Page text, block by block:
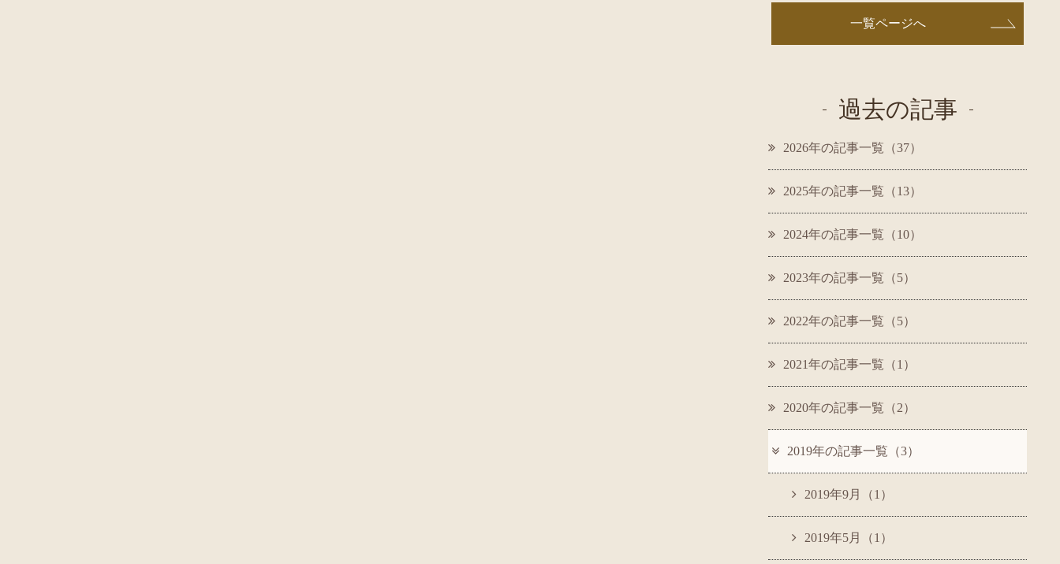
一覧ページへ
過去の記事
2026年の記事一覧（37）
2025年の記事一覧（13）
2024年の記事一覧（10）
2023年の記事一覧（5）
2022年の記事一覧（5）
2021年の記事一覧（1）
2020年の記事一覧（2）
2019年の記事一覧（3）
2019年9月（1）
2019年5月（1）